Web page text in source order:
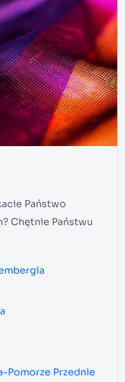
Państwo
Chętnie Państwu
Pomorze Przednie